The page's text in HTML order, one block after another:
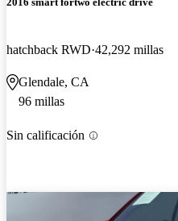
hatchback RWD 42,292 millas
Glendale, CA
96 millas
Sin calificación